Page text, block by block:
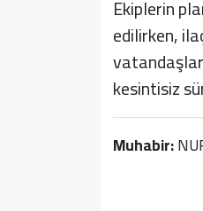
Ekiplerin
edilirken,
kesintisiz
Muhabir: